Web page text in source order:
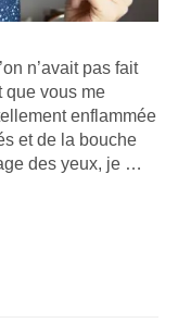
n’avait pas fait
que vous me
enflammée
et de la bouche
des yeux, je …